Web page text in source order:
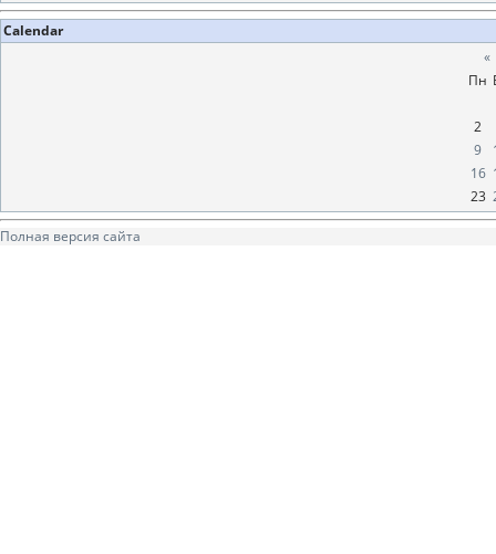
Calendar
«
Пн
2
9
16
23
Полная версия сайта